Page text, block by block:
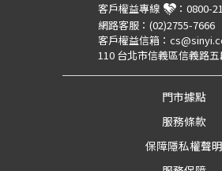
客戶權益專線 ： 0800-
網路客服： (02)2755-7666
客戶權益信箱：
110 台北市信義區信義路
門市據點
服務條款
保障隱私權聲明